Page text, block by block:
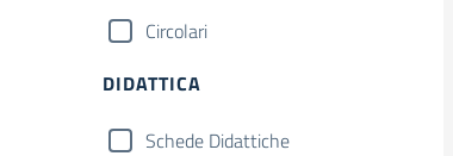
Circolari
DIDATTICA
Schede Didattiche